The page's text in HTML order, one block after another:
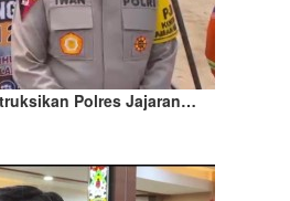
Polres Jajaran…